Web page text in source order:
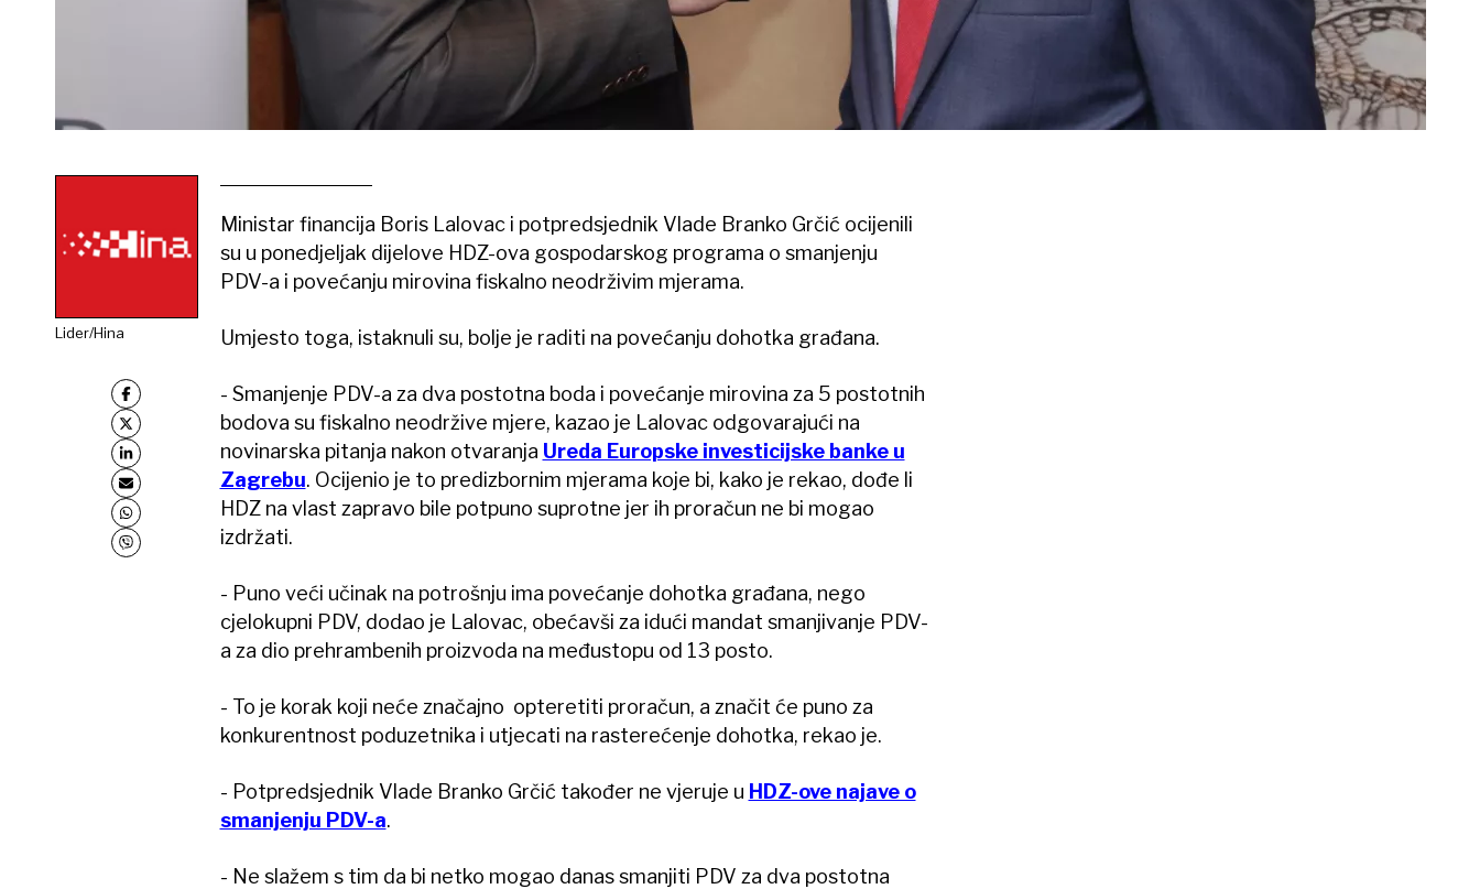
Lider/Hina
Ministar financija Boris Lalovac i potpredsjednik Vlade Branko Grčić ocijenili
su u ponedjeljak dijelove HDZ-ova gospodarskog programa o smanjenju
PDV-a i povećanju mirovina fiskalno neodrživim mjerama.
Umjesto toga, istaknuli su, bolje je raditi na povećanju dohotka građana.
- Smanjenje PDV-a za dva postotna boda i povećanje mirovina za 5 postotnih
bodova su fiskalno neodržive mjere, kazao je Lalovac odgovarajući na
novinarska pitanja nakon otvaranja Ureda Europske investicijske banke u
Zagrebu. Ocijenio je to predizbornim mjerama koje bi, kako je rekao, dođe li
HDZ na vlast zapravo bile potpuno suprotne jer ih proračun ne bi mogao
izdržati.
- Puno veći učinak na potrošnju ima povećanje dohotka građana, nego
cjelokupni PDV, dodao je Lalovac, obećavši za idući mandat smanjivanje PDV-
a za dio prehrambenih proizvoda na međustopu od 13 posto.
- To je korak koji neće značajno opteretiti proračun, a značit će puno za
konkurentnost poduzetnika i utjecati na rasterećenje dohotka, rekao je.
- Potpredsjednik Vlade Branko Grčić također ne vjeruje u HDZ-ove najave o
smanjenju PDV-a.
- Ne slažem s tim da bi netko mogao danas smanjiti PDV za dva postotna